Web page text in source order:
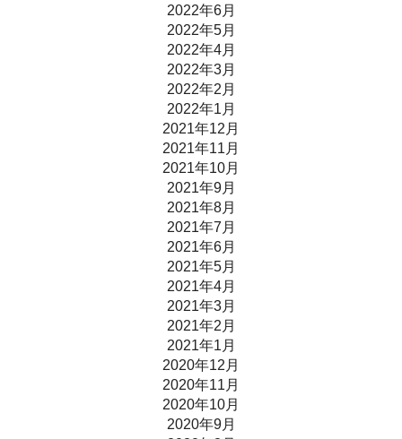
2022年6月
2022年5月
2022年4月
2022年3月
2022年2月
2022年1月
2021年12月
2021年11月
2021年10月
2021年9月
2021年8月
2021年7月
2021年6月
2021年5月
2021年4月
2021年3月
2021年2月
2021年1月
2020年12月
2020年11月
2020年10月
2020年9月